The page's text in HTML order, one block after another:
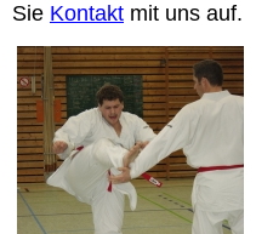
Sie Kontakt mit uns auf.